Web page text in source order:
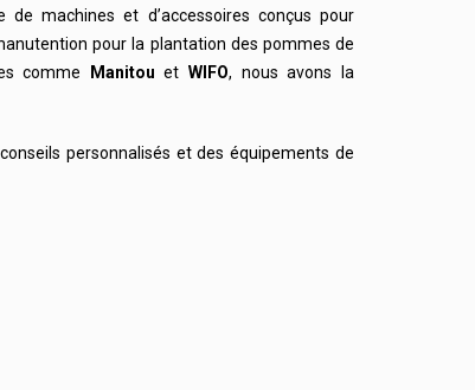
machines et d’accessoires conçus pour
pour la plantation des pommes de
comme Manitou etWIFO, nous avons la
personnalisés et des équipements de